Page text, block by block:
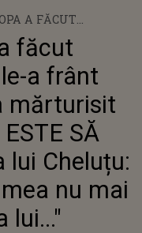
A FĂCUT
LE-A FRÂNT
ȘI A
CÂT DE GREU ÎI
MOARTEA
"O PARTE DIN
NU MAI BATE. DE
făcut
a frânt
mărturisit
SĂ
lui Cheluțu:
nu mai
lui..."